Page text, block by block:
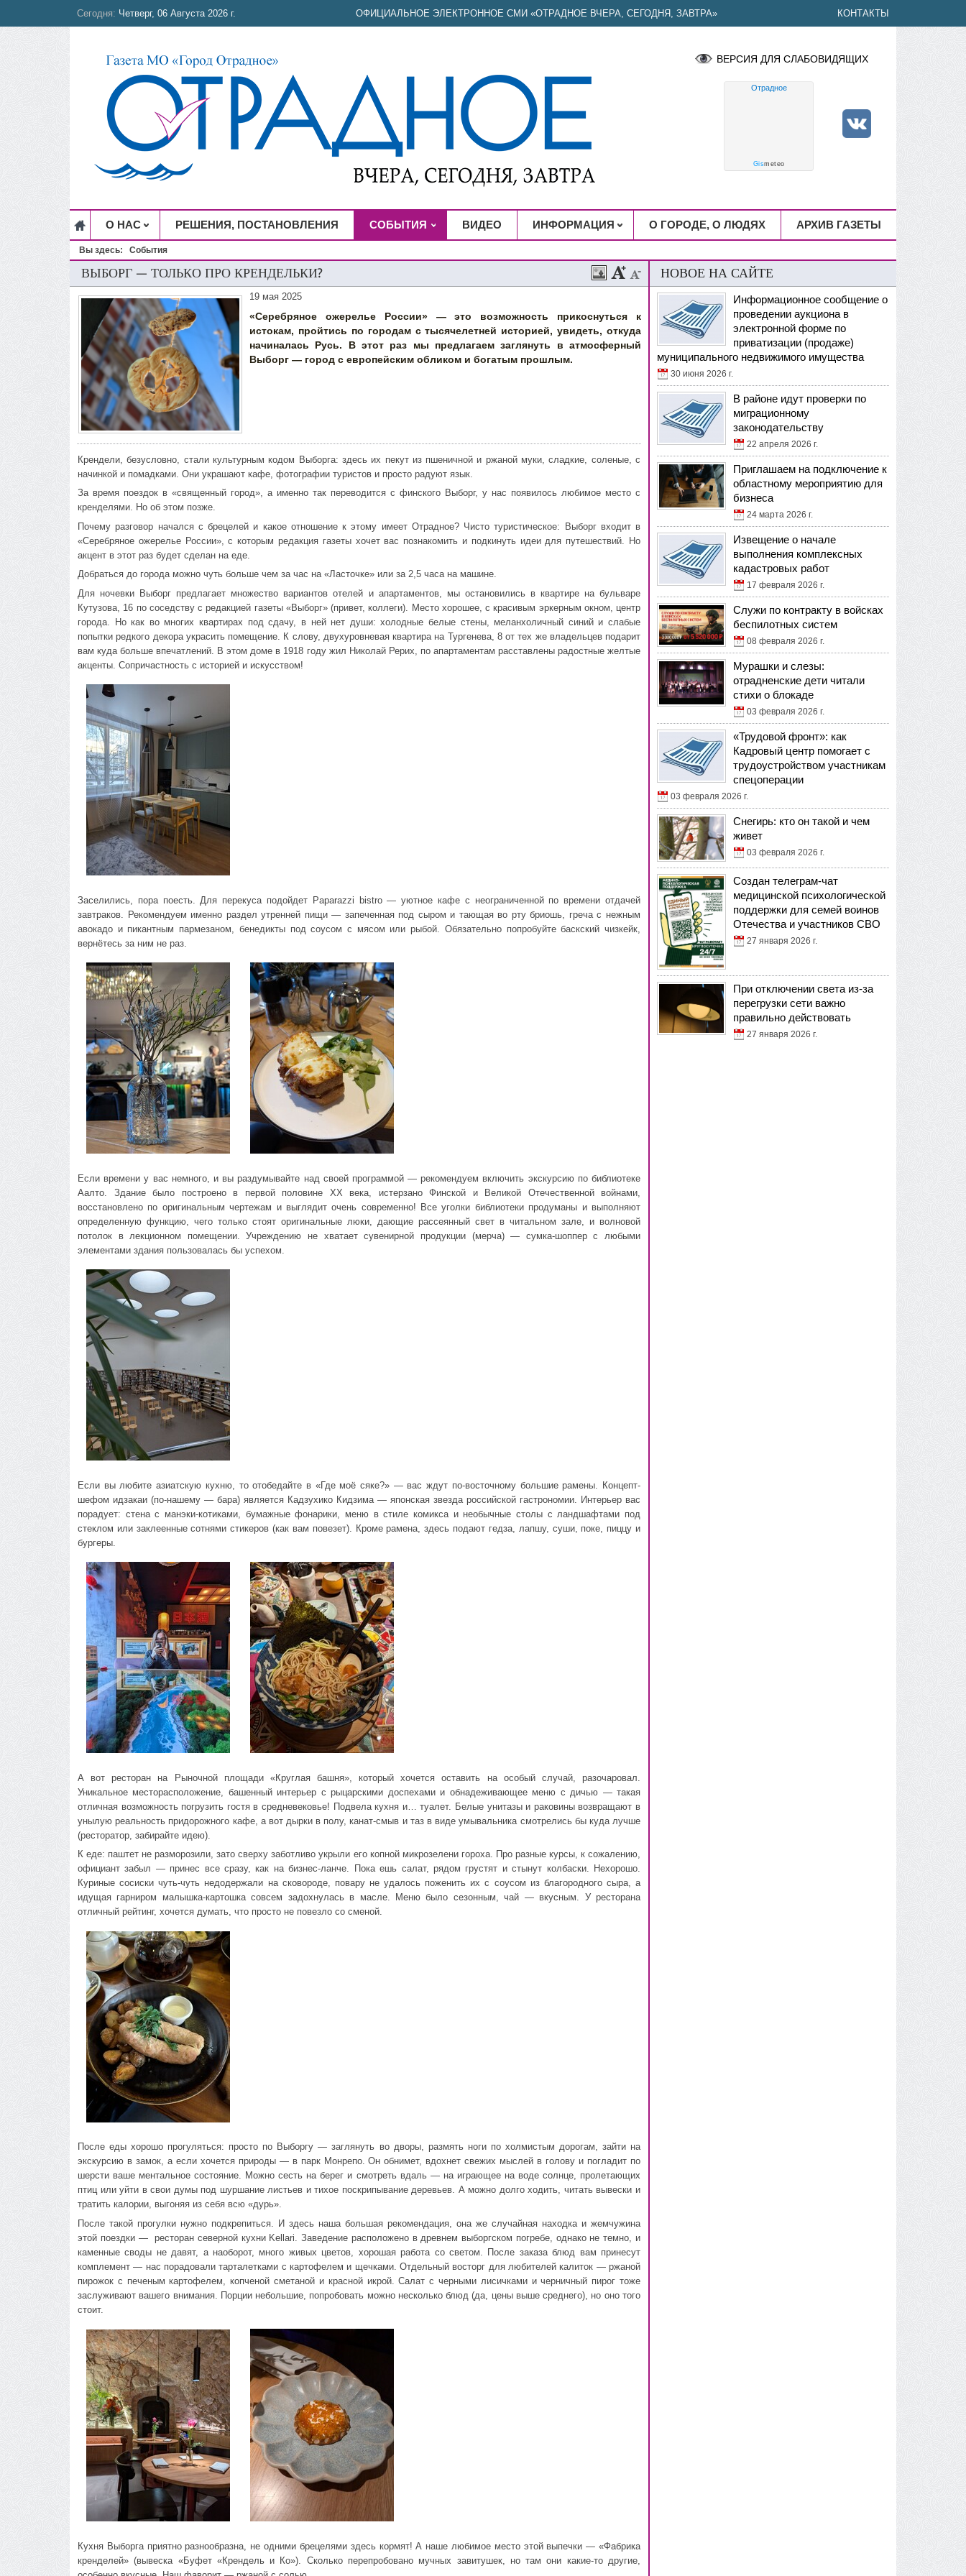
Сегодня: Четверг, 06 Августа 2026 г. ОФИЦИАЛЬНОЕ ЭЛЕКТРОННОЕ СМИ «ОТРАДНОЕ ВЧЕРА, СЕГОДНЯ, ЗАВТРА» КОНТАКТЫ
ВЕРСИЯ ДЛЯ СЛАБОВИДЯЩИХ
Отрадное
Gismeteo
О НАС РЕШЕНИЯ, ПОСТАНОВЛЕНИЯ СОБЫТИЯ ВИДЕО ИНФОРМАЦИЯ О ГОРОДЕ, О ЛЮДЯХ АРХИВ ГАЗЕТЫ
Вы здесь: События
ВЫБОРГ — ТОЛЬКО ПРО КРЕНДЕЛЬКИ?
19 мая 2025
«Серебряное ожерелье России» — это возможность прикоснуться к
истокам, пройтись по городам с тысячелетней историей, увидеть, откуда
начиналась Русь. В этот раз мы предлагаем заглянуть в атмосферный
Выборг — город с европейским обликом и богатым прошлым.
Крендели, безусловно, стали культурным кодом Выборга: здесь их пекут из пшеничной и ржаной муки, сладкие, соленые, с
начинкой и помадками. Они украшают кафе, фотографии туристов и просто радуют язык.
За время поездок в «священный город», а именно так переводится с финского Выборг, у нас появилось любимое место с
кренделями. Но об этом позже.
Почему разговор начался с брецелей и какое отношение к этому имеет Отрадное? Чисто туристическое: Выборг входит в
«Серебряное ожерелье России», с которым редакция газеты хочет вас познакомить и подкинуть идеи для путешествий. Но
акцент в этот раз будет сделан на еде.
Добраться до города можно чуть больше чем за час на «Ласточке» или за 2,5 часа на машине.
Для ночевки Выборг предлагает множество вариантов отелей и апартаментов, мы остановились в квартире на бульваре
Кутузова, 16 по соседству с редакцией газеты «Выборг» (привет, коллеги). Место хорошее, с красивым эркерным окном, центр
города. Но как во многих квартирах под сдачу, в ней нет души: холодные белые стены, меланхоличный синий и слабые
попытки редкого декора украсить помещение. К слову, двухуровневая квартира на Тургенева, 8 от тех же владельцев подарит
вам куда больше впечатлений. В этом доме в 1918 году жил Николай Рерих, по апартаментам расставлены радостные желтые
акценты. Сопричастность с историей и искусством!
Заселились, пора поесть. Для перекуса подойдет Paparazzi bistro — уютное кафе с неограниченной по времени отдачей
завтраков. Рекомендуем именно раздел утренней пищи — запеченная под сыром и тающая во рту бриошь, греча с нежным
авокадо и пикантным пармезаном, бенедикты под соусом с мясом или рыбой. Обязательно попробуйте баскский чизкейк,
вернётесь за ним не раз.
Если времени у вас немного, и вы раздумывайте над своей программой — рекомендуем включить экскурсию по библиотеке
Аалто. Здание было построено в первой половине XX века, истерзано Финской и Великой Отечественной войнами,
восстановлено по оригинальным чертежам и выглядит очень современно! Все уголки библиотеки продуманы и выполняют
определенную функцию, чего только стоят оригинальные люки, дающие рассеянный свет в читальном зале, и волновой
потолок в лекционном помещении. Учреждению не хватает сувенирной продукции (мерча) — сумка-шоппер с любыми
элементами здания пользовалась бы успехом.
Если вы любите азиатскую кухню, то отобедайте в «Где моё сяке?» — вас ждут по-восточному большие рамены. Концепт-
шефом идзакаи (по-нашему — бара) является Кадзухико Кидзима — японская звезда российской гастрономии. Интерьер вас
порадует: стена с манэки-котиками, бумажные фонарики, меню в стиле комикса и необычные столы с ландшафтами под
стеклом или заклеенные сотнями стикеров (как вам повезет). Кроме рамена, здесь подают гедза, лапшу, суши, поке, пиццу и
бургеры.
А вот ресторан на Рыночной площади «Круглая башня», который хочется оставить на особый случай, разочаровал.
Уникальное месторасположение, башенный интерьер с рыцарскими доспехами и обнадеживающее меню с дичью — такая
отличная возможность погрузить гостя в средневековье! Подвела кухня и… туалет. Белые унитазы и раковины возвращают в
унылую реальность придорожного кафе, а вот дырки в полу, канат-смыв и таз в виде умывальника смотрелись бы куда лучше
(ресторатор, забирайте идею).
К еде: паштет не разморозили, зато сверху заботливо укрыли его копной микрозелени гороха. Про разные курсы, к сожалению,
официант забыл — принес все сразу, как на бизнес-ланче. Пока ешь салат, рядом грустят и стынут колбаски. Нехорошо.
Куриные сосиски чуть-чуть недодержали на сковороде, повару не удалось поженить их с соусом из благородного сыра, а
идущая гарниром малышка-картошка совсем задохнулась в масле. Меню было сезонным, чай — вкусным. У ресторана
отличный рейтинг, хочется думать, что просто не повезло со сменой.
После еды хорошо прогуляться: просто по Выборгу — заглянуть во дворы, размять ноги по холмистым дорогам, зайти на
экскурсию в замок, а если хочется природы — в парк Монрепо. Он обнимет, вдохнет свежих мыслей в голову и погладит по
шерсти ваше ментальное состояние. Можно сесть на берег и смотреть вдаль — на играющее на воде солнце, пролетающих
птиц или уйти в свои думы под шуршание листьев и тихое поскрипывание деревьев. А можно долго ходить, читать вывески и
тратить калории, выгоняя из себя всю «дурь».
После такой прогулки нужно подкрепиться. И здесь наша большая рекомендация, она же случайная находка и жемчужина
этой поездки — ресторан северной кухни Kellari. Заведение расположено в древнем выборгском погребе, однако не темно, и
каменные своды не давят, а наоборот, много живых цветов, хорошая работа со светом. После заказа блюд вам принесут
комплемент — нас порадовали тарталетками с картофелем и щечками. Отдельный восторг для любителей калиток — ржаной
пирожок с печеным картофелем, копченой сметаной и красной икрой. Салат с черными лисичками и черничный пирог тоже
заслуживают вашего внимания. Порции небольшие, попробовать можно несколько блюд (да, цены выше среднего), но оно того
стоит.
Кухня Выборга приятно разнообразна, не одними брецелями здесь кормят! А наше любимое место этой выпечки — «Фабрика
кренделей» (вывеска «Буфет «Крендель и Ко»). Сколько перепробовано мучных завитушек, но там они какие-то другие,
НОВОЕ НА САЙТЕ
Информационное сообщение о
проведении аукциона в
электронной форме по
приватизации (продаже)
муниципального недвижимого имущества
30 июня 2026 г.
В районе идут проверки по
миграционному
законодательству
22 апреля 2026 г.
Приглашаем на подключение к
областному мероприятию для
бизнеса
24 марта 2026 г.
Извещение о начале
выполнения комплексных
кадастровых работ
17 февраля 2026 г.
Служи по контракту в войсках
беспилотных систем
08 февраля 2026 г.
Мурашки и слезы:
отрадненские дети читали
стихи о блокаде
03 февраля 2026 г.
«Трудовой фронт»: как
Кадровый центр помогает с
трудоустройством участникам
спецоперации
03 февраля 2026 г.
Снегирь: кто он такой и чем
живет
03 февраля 2026 г.
Создан телеграм-чат
медицинской психологической
поддержки для семей воинов
Отечества и участников СВО
27 января 2026 г.
При отключении света из-за
перегрузки сети важно
правильно действовать
27 января 2026 г.